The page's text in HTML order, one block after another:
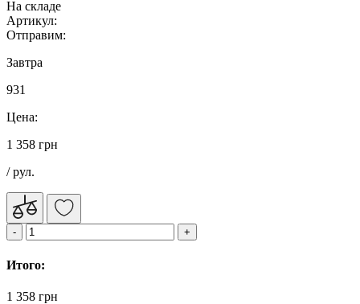
На складе
Артикул:
Отправим:
Завтра
931
Цена:
1 358 грн
/ рул.
Итого:
1 358 грн